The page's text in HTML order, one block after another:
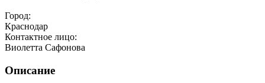
Город:
Краснодар
Контактное лицо:
Виолетта Сафонова
Описание